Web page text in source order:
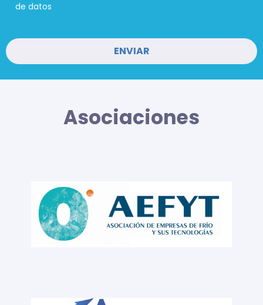
de datos
Asociaciones